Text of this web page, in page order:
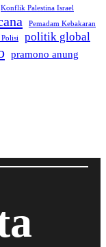
Konflik Palestina Israel
Pemadam Kebakaran
politik global
pramono anung